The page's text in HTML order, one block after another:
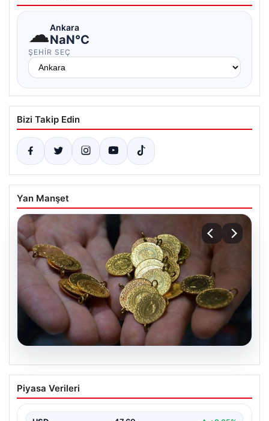
☁Ankara
NaN°C
ŞEHIR SEÇ
Bizi Takip Edin
Yan Manşet
05.08.2026
14 Nisan 2026 Altın Fiyatları Güncel
Durum Ve Analizler
çeken altın piyasası, küresel gelişmeler ve jeopolitik…
Piyasa Verileri